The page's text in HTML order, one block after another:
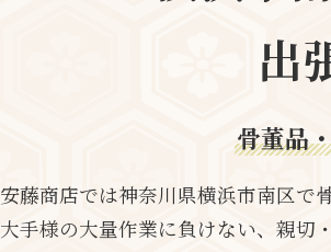
出
骨董品
安藤商店では神奈川県横浜市南区で
大手様の大量作業に負けない、親切